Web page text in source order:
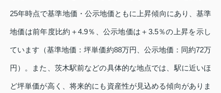
25年時点で基準地価・公示地価ともに上昇傾向にあり、基準
地価は前年度比約＋4.9％、公示地価は＋3.5％の上昇を示し
ています（基準地価：坪単価約88万円、公示地価：同約72万
円）。また、茨木駅前などの具体的な地点では、駅に近いほ
ど坪単価が高く、将来的にも資産性が見込める傾向がありま